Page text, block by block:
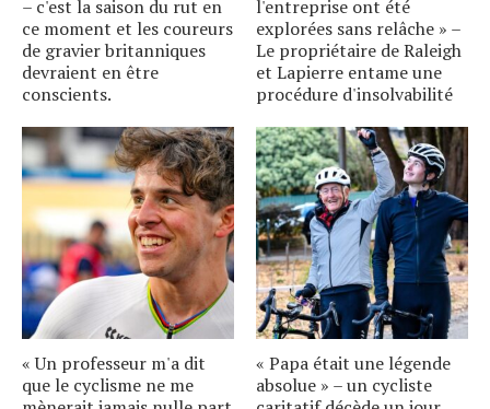
– c'est la saison du rut en
ce moment et les coureurs
de gravier britanniques
devraient en être
conscients.
l'entreprise ont été
explorées sans relâche » –
Le propriétaire de Raleigh
et Lapierre entame une
procédure d'insolvabilité
« Un professeur m'a dit
que le cyclisme ne me
« Papa était une légende
absolue » – un cycliste